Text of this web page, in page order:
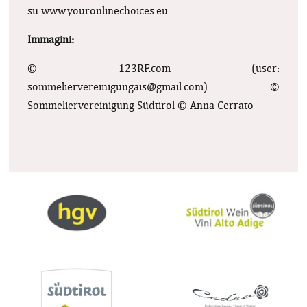
su www.youronlinechoices.eu
Immagini:
© 123RF.com (user:
sommeliervereinigungais@gmail.com) ©
Sommeliervereinigung Südtirol © Anna Cerrato